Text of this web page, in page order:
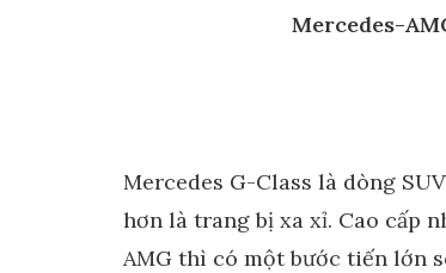
Mercedes-
Mercedes G-Class là dòng
hơn là trang bị xa xỉ. Cao cấp
AMG thì có một bước tiến lớn